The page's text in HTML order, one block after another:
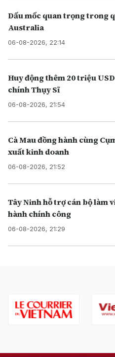
Dấu mốc quan trọng trong
Australia
06-08-2026, 22:14
Huy động thêm 20 triệu
chính Thụy Sĩ
06-08-2026, 21:54
Cà Mau đồng hành cùng
xuất kinh doanh
06-08-2026, 21:52
Tây Ninh hỗ trợ cán bộ làm
hành chính công
06-08-2026, 21:29